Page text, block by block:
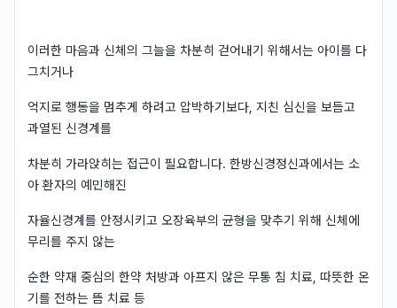
이러한 마음과 신체의 그늘을 차분히 걷어내기 위해서는 아이를 다
그치거나
억지로 행동을 멈추게 하려고 압박하기보다, 지친 심신을 보듬고
과열된 신경계를
차분히 가라앉히는 접근이 필요합니다. 한방신경정신과에서는 소
아 환자의 예민해진
자율신경계를 안정시키고 오장육부의 균형을 맞추기 위해 신체에
무리를 주지 않는
순한 약재 중심의 한약 처방과 아프지 않은 무통 침 치료, 따뜻한 온
기를 전하는 뜸 치료 등